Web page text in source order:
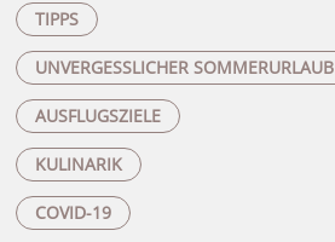
TIPPS
UNVERGESSLICHER SOMMERURLAUB
AUSFLUGSZIELE
KULINARIK
COVID-19